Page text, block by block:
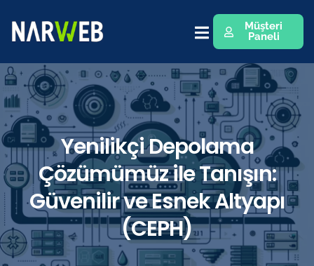
Müşteri
Paneli
Yenilikçi Depolama
Çözümümüz ile Tanışın:
Güvenilir ve Esnek Altyapı
(CEPH)